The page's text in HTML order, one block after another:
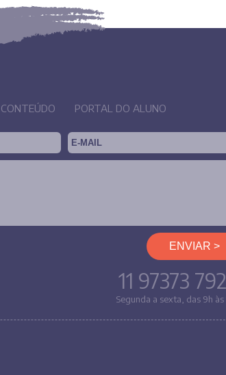
CONTEÚDO PORTAL DO ALUNO
11 97373
Segunda a sexta, das 9h às